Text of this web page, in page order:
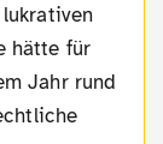
hätte für
Jahr rund